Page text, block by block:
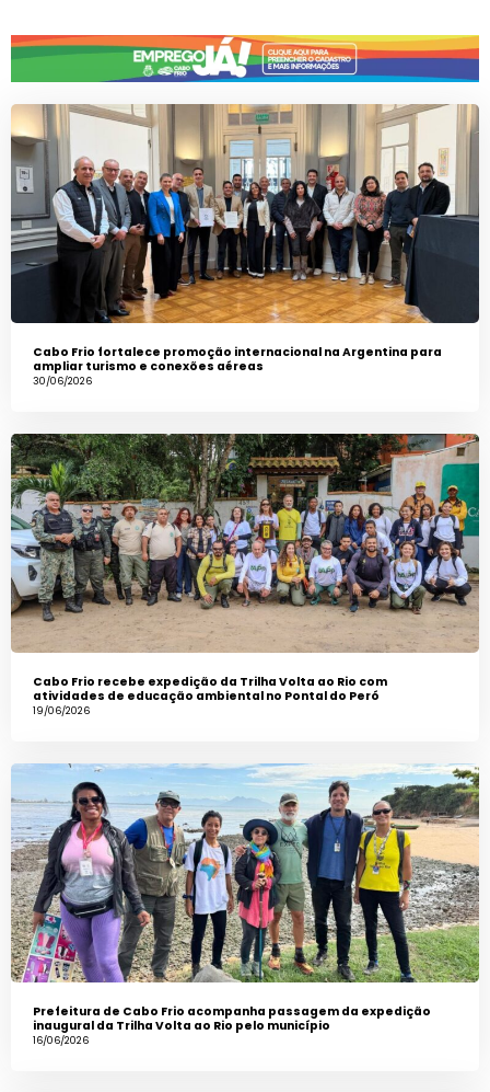
Cabo Frio fortalece promoção internacional na Argentina para
ampliar turismo e conexões aéreas
30/06/2026
Cabo Frio recebe expedição da Trilha Volta ao Rio com
atividades de educação ambiental no Pontal do Peró
19/06/2026
Prefeitura de Cabo Frio acompanha passagem da expedição
inaugural da Trilha Volta ao Rio pelo município
16/06/2026